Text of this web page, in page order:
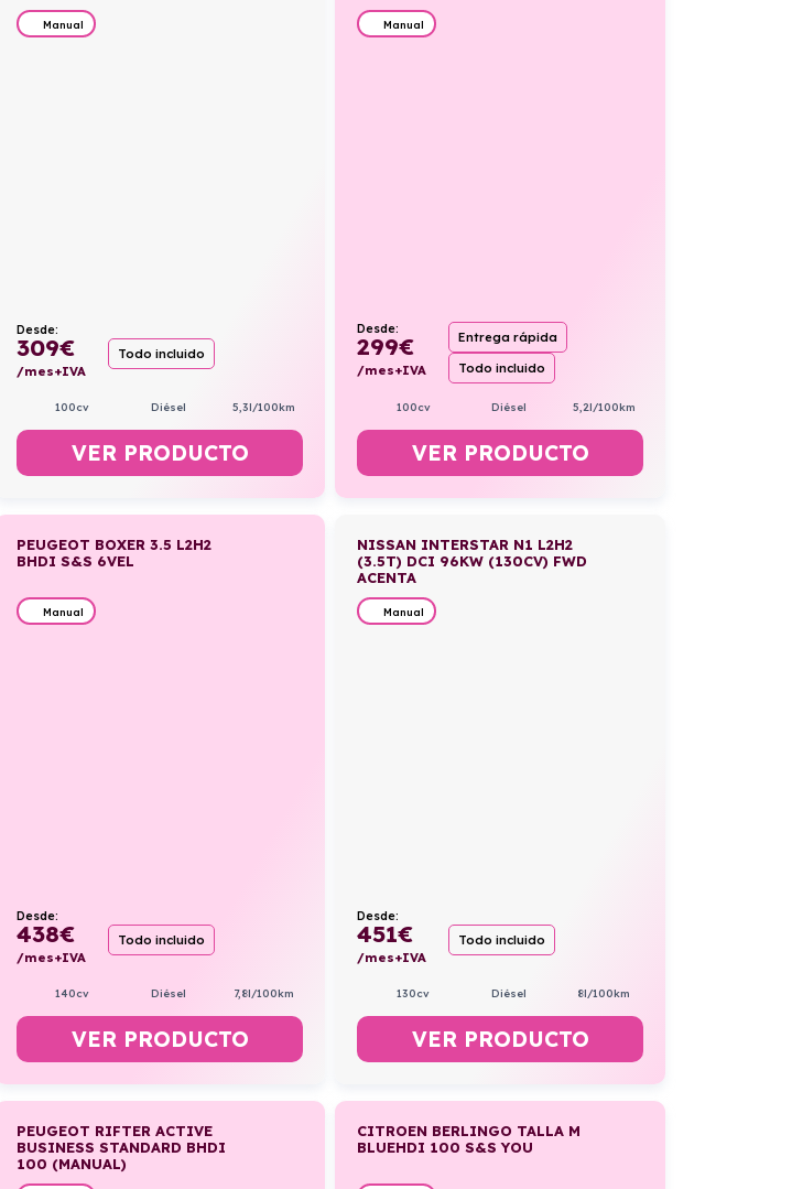
Manual
Desde:
309€
/mes+IVA
Todo incluido
100cv Diésel 5,3l/100km
VER PRODUCTO
Manual
Desde:
299€
/mes+IVA
Entrega rápida
Todo incluido
100cv Diésel 5,2l/100km
VER PRODUCTO
PEUGEOT BOXER 3.5 L2H2
BHDI S&S 6VEL
Manual
Desde:
438€
/mes+IVA
Todo incluido
140cv Diésel 7,8l/100km
VER PRODUCTO
NISSAN INTERSTAR N1 L2H2
(3.5T) DCI 96KW (130CV) FWD
ACENTA
Manual
Desde:
451€
/mes+IVA
Todo incluido
130cv Diésel 8l/100km
VER PRODUCTO
PEUGEOT RIFTER ACTIVE
BUSINESS STANDARD BHDI
100 (MANUAL)
CITROEN BERLINGO TALLA M
BLUEHDI 100 S&S YOU